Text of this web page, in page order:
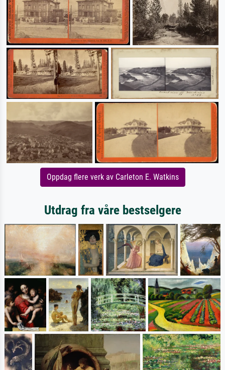
Oppdag flere verk av Carleton E. Watkins
Utdrag fra våre bestselgere